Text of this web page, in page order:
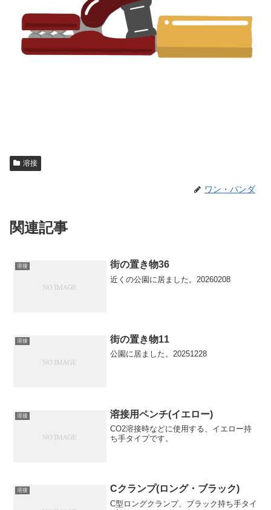
溶接
ワン・パンダ
関連記事
溶接 街の置き物36
近くの公園に居ました。20260208
溶接 街の置き物11
公園に居ました。20251228
溶接 溶接用ペンチ(イエロー)
CO2溶接時などに使用する、イエロー持
ち手タイプです。
溶接 Cクランプ(ロング・ブラック)
C型ロングクランプ、ブラック持ち手タイ